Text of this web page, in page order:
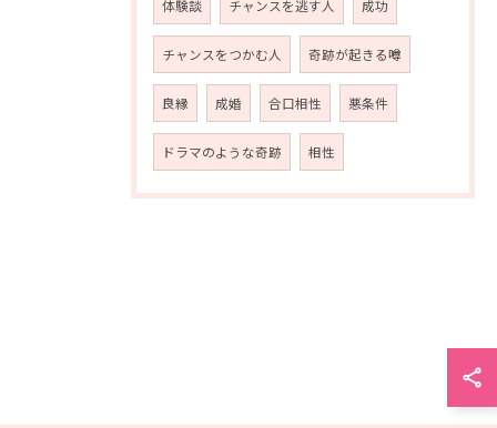
体験談 チャンスを逃す人 成功
チャンスをつかむ人 奇跡が起きる噂
良縁 成婚 合口相性 悪条件
ドラマのような奇跡 相性